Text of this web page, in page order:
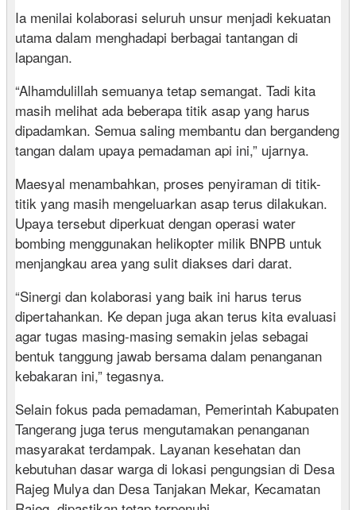
Ia menilai kolaborasi seluruh unsur menjadi kekuatan
utama dalam menghadapi berbagai tantangan di
lapangan.
“Alhamdulillah semuanya tetap semangat. Tadi kita
masih melihat ada beberapa titik asap yang harus
dipadamkan. Semua saling membantu dan bergandeng
tangan dalam upaya pemadaman api ini,” ujarnya.
Maesyal menambahkan, proses penyiraman di titik-
titik yang masih mengeluarkan asap terus dilakukan.
Upaya tersebut diperkuat dengan operasi water
bombing menggunakan helikopter milik BNPB untuk
menjangkau area yang sulit diakses dari darat.
“Sinergi dan kolaborasi yang baik ini harus terus
dipertahankan. Ke depan juga akan terus kita evaluasi
agar tugas masing-masing semakin jelas sebagai
bentuk tanggung jawab bersama dalam penanganan
kebakaran ini,” tegasnya.
Selain fokus pada pemadaman, Pemerintah Kabupaten
Tangerang juga terus mengutamakan penanganan
masyarakat terdampak. Layanan kesehatan dan
kebutuhan dasar warga di lokasi pengungsian di Desa
Rajeg Mulya dan Desa Tanjakan Mekar, Kecamatan